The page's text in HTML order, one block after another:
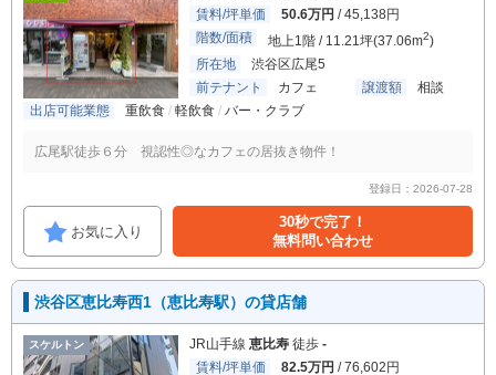
賃料/坪単価
50.6万円 / 45,138円
階数/面積
地上1階 / 11.21坪(37.06m2)
所在地
渋谷区広尾5
前テナント
カフェ 譲渡額
相談
出店可能業態
重飲食 軽飲食 バー・クラブ
広尾駅徒歩６分 視認性◎なカフェの居抜き物件！
登録日：2026-07-28
お気に入り
30秒で完了！
無料問い合わせ
渋谷区恵比寿西1（恵比寿駅）の貸店舗
スケルトン JR山手線 恵比寿 徒歩 -
賃料/坪単価
82.5万円 / 76,602円